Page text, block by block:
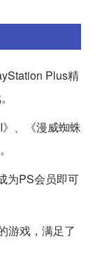
Plus精
、《漫威蜘蛛
为PS会员即可
游戏，满足了